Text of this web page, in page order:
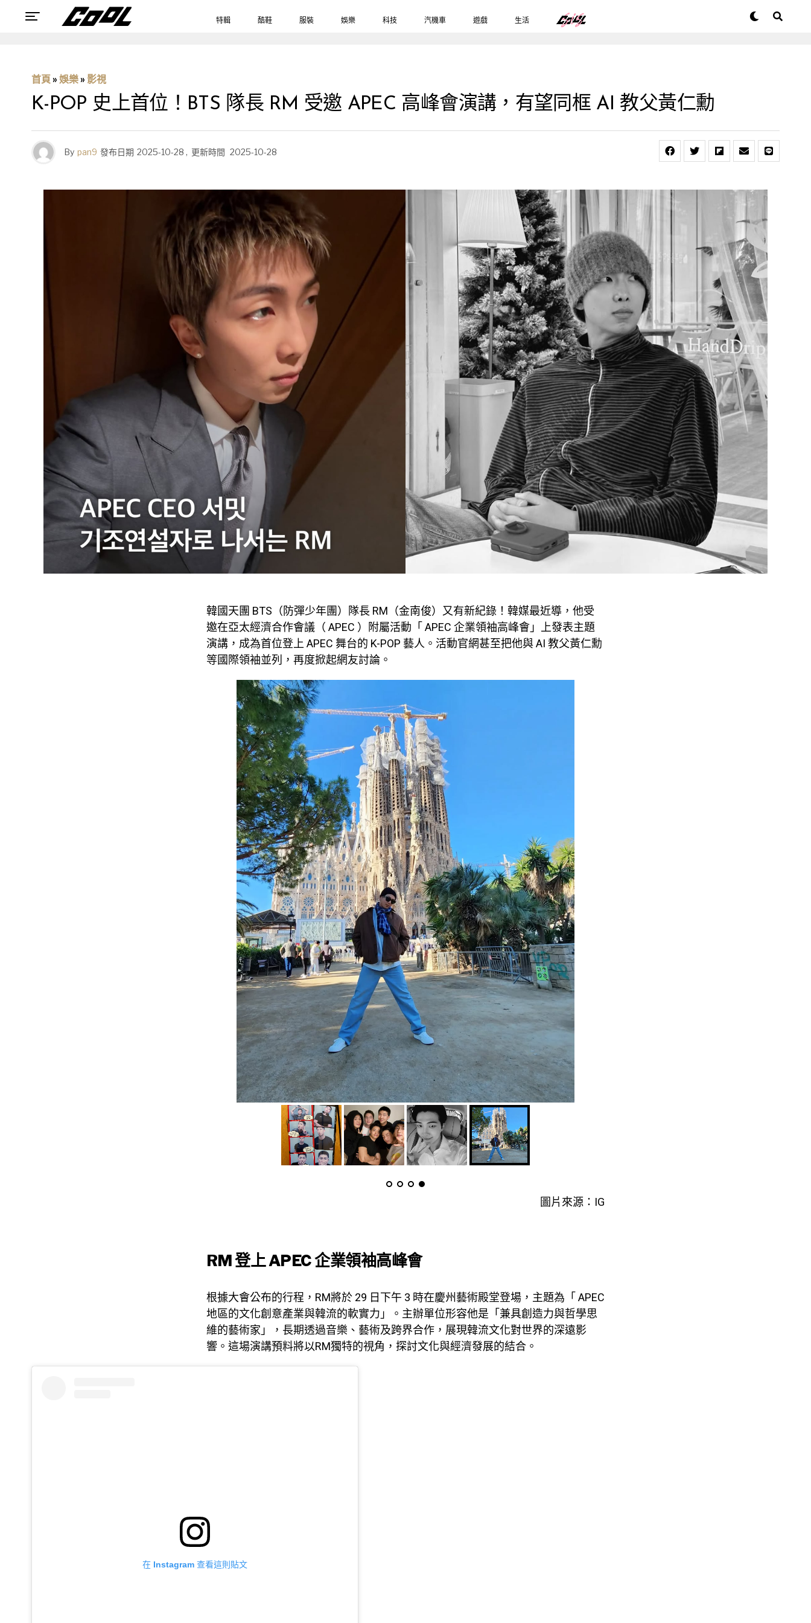
特輯 酷鞋 服裝 娛樂 科技 汽機車 遊戲 生活
首頁 » 娛樂 » 影視
K-POP 史上首位！BTS 隊長 RM 受邀 APEC 高峰會演講，有望同框 AI 教父黃仁勳
By pan9 發布日期 2025-10-28 , 更新時間 2025-10-28
韓國天團 BTS（防彈少年團）隊長 RM（金南俊）又有新紀錄！韓媒最近導，他受
邀在亞太經濟合作會議（ APEC ）附屬活動「 APEC 企業領袖高峰會」上發表主題
演講，成為首位登上 APEC 舞台的 K-POP 藝人。活動官網甚至把他與 AI 教父黃仁勳
等國際領袖並列，再度掀起網友討論。
圖片來源：IG
RM 登上 APEC 企業領袖高峰會
根據大會公布的行程，RM將於 29 日下午 3 時在慶州藝術殿堂登場，主題為「 APEC
地區的文化創意產業與韓流的軟實力」。主辦單位形容他是「兼具創造力與哲學思
維的藝術家」，長期透過音樂、藝術及跨界合作，展現韓流文化對世界的深遠影
響。這場演講預料將以RM獨特的視角，探討文化與經濟發展的結合。
在 Instagram 查看這則貼文